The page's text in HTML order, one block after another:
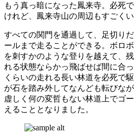
もう真っ暗になった鳳来寺。必死
けれど、鳳来寺山の周辺もすごく
すべての関門を通過して、足切り
ールまで走ることができる。ボロ
を刺すかのような登りを越えて、
れる状態ならかっ飛ばせば間に合
くらいの走れる長い林道を必死で
が石を踏み外してなんども転びな
虚しく何の変哲もない林道上でゴ
えることとなりました。